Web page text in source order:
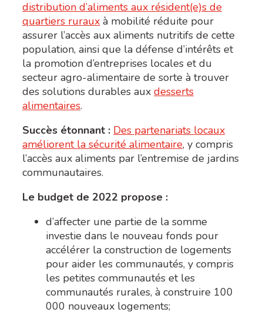
distribution d’aliments aux résident(e)s de
quartiers ruraux à mobilité réduite pour
assurer l’accès aux aliments nutritifs de cette
population, ainsi que la défense d’intérêts et
la promotion d’entreprises locales et du
secteur agro-alimentaire de sorte à trouver
des solutions durables aux desserts
alimentaires.
Succès étonnant : Des partenariats locaux
améliorent la sécurité alimentaire, y compris
l’accès aux aliments par l’entremise de jardins
communautaires.
Le budget de 2022 propose :
d’affecter une partie de la somme
investie dans le nouveau fonds pour
accélérer la construction de logements
pour aider les communautés, y compris
les petites communautés et les
communautés rurales, à construire 100
000 nouveaux logements;